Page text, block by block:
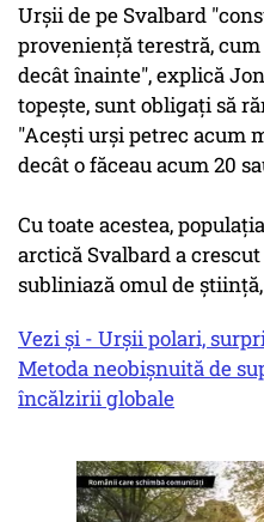
Urşii de pe Svalbard
provenienţă terestră,
decât înainte", explică
topeşte, sunt obligaţi să
"Aceşti urşi petrec acum
decât o făceau acum 20
Cu toate acestea,
arctică Svalbard a
subliniază omul de
Vezi și - Urșii polari,
Metoda neobișnuită de
încălzirii globale